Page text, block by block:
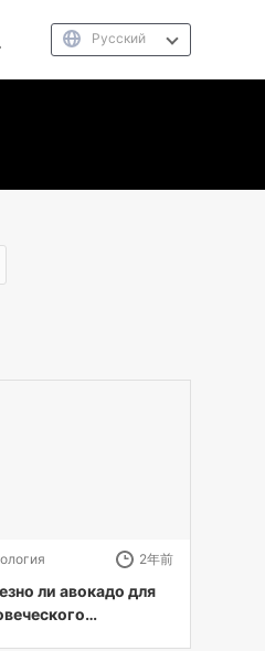
Русский
2年前
ли авокадо для